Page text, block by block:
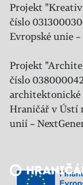
Projekt
číslo
Evropské unie
Projekt
číslo
architektonické
Hraničář v Ústí
unií –